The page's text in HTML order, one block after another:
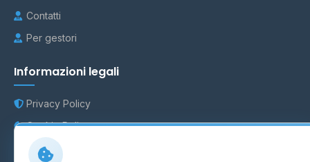
Contatti
Per gestori
Informazioni legali
Privacy Policy
Cookie Policy
Preferenze Cookie